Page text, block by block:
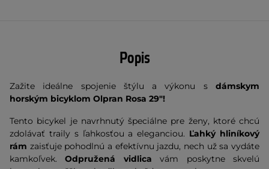
Popis
Zažite ideálne spojenie štýlu a výkonu s dámskym
horským bicyklom Olpran Rosa 29"!
Tento bicykel je navrhnutý špeciálne pre ženy, ktoré chcú
zdolávať traily s ľahkosťou a eleganciou. Ľahký hliníkový
rám zaisťuje pohodlnú a efektívnu jazdu, nech už sa vydáte
kamkoľvek.Odpružená vidlica vám poskytne skvelú